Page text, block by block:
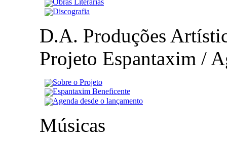
Obras Literárias
Discografia
D.A. Produções
Projeto Espantaxim /
Sobre o Projeto
Espantaxim Beneficente
Agenda desde o lançamento
Músicas